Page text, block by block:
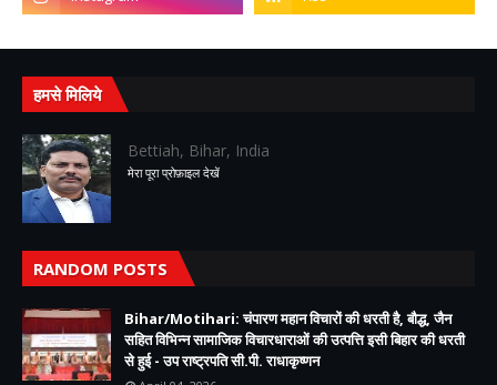
हमसे मिलिये
Bettiah, Bihar, India
मेरा पूरा प्रोफ़ाइल देखें
RANDOM POSTS
Bihar/Motihari: चंपारण महान विचारों की धरती है, बौद्ध, जैन
सहित विभिन्न सामाजिक विचारधाराओं की उत्पत्ति इसी बिहार की धरती
से हुई - उप राष्ट्रपति सी.पी. राधाकृष्णन